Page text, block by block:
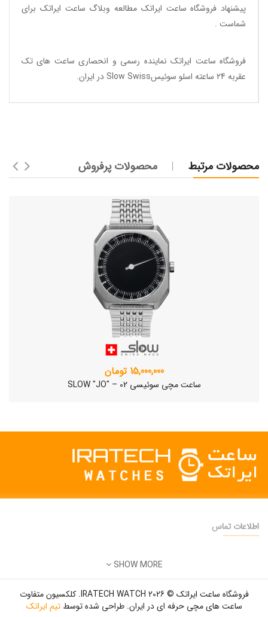
پیشنهاد فروشگاه ساعت ایراتک مطالعه وبلاگ ساعت ایراتک برای
شماست .
فروشگاه ساعت ایراتک نماینده رسمی و انحصاری ساعت های تک
عقربه 24 ساعته اسلو سوئیسSlow Swiss در ایران
.
محصولات مرتبط محصولات پرفروش
15,000,000 تومان
ساعت مچی سوئیسی SLOW "JO" – 02
ساعت مچی سوئیسی SLOW "AM/PM" – 01..
12,500,000 تومان
اطلاعات تماس
ایمیل:
زمان کاری:8 صبح تا 5 عصر
SHOW MORE
فروشگاه ساعت ایراتک © 2026 IRATECH WATCH. کلکسیون متفاوت
ساعت های مچی حرفه ای در ایران. طراحی شده توسطتیم ایراتک